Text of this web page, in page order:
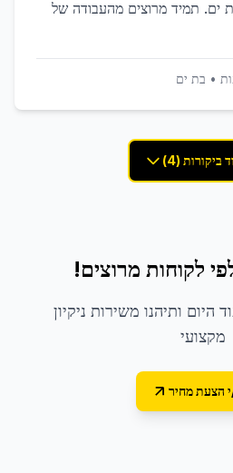
ים. תמיד מרוצים מהעבודה של
• בת ים
ביקורות (4)
לקוחות מרוצים!
היום ותיהנו משירות ניקיון
מקצועי
הצעת מחיר